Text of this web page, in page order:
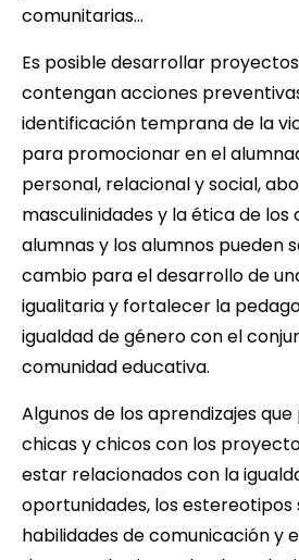
comunitarias…
Es posible desarrollar
contengan acciones
identificación temprana de la
para promocionar en el
personal, relacional y social,
masculinidades y la ética de los
alumnas y los alumnos pueden
cambio para el desarrollo de
igualitaria y fortalecer la
igualdad de género con el
comunidad educativa.
Algunos de los aprendizajes
chicas y chicos con los
estar relacionados con la
oportunidades, los estereotipos
habilidades de comunicación y